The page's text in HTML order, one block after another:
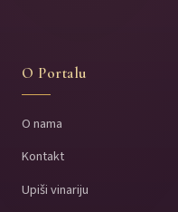
O Portalu
O nama
Kontakt
Upiši vinariju